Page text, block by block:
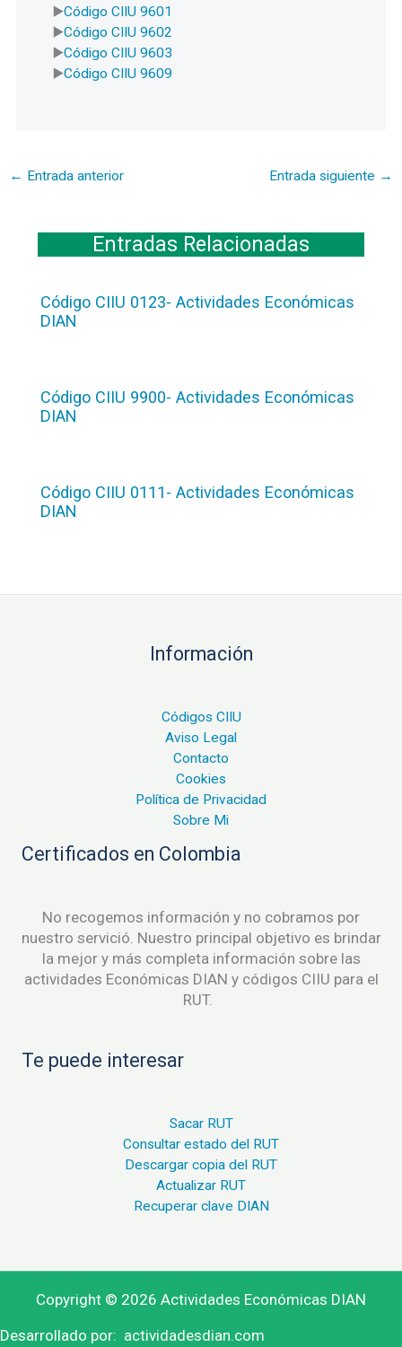
Código CIIU 9601
Código CIIU 9602
Código CIIU 9603
Código CIIU 9609
← Entrada anterior Entrada siguiente →
Entradas Relacionadas
Código CIIU 0123- Actividades Económicas
DIAN
Código CIIU 9900- Actividades Económicas
DIAN
Código CIIU 0111- Actividades Económicas
DIAN
Información
Códigos CIIU
Aviso Legal
Contacto
Cookies
Política de Privacidad
Sobre Mi
Certificados en Colombia
No recogemos información y no cobramos por
nuestro servició. Nuestro principal objetivo es brindar
la mejor y más completa información sobre las
actividades Económicas DIAN y códigos CIIU para el
RUT.
Te puede interesar
Sacar RUT
Consultar estado del RUT
Descargar copia del RUT
Actualizar RUT
Recuperar clave DIAN
Copyright © 2026 Actividades Económicas DIAN
Desarrollado por: actividadesdian.com